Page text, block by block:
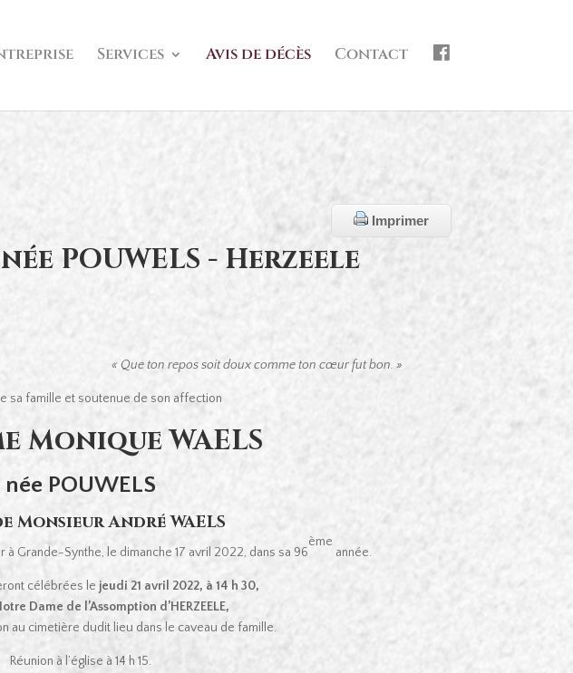
Services Avis de décès Contact
Imprimer
POUWELS - Herzeele
« Que ton repos soit douxcomme ton cœur fut bon. »
sa famille et soutenue de son affection
Monique WAELS
née POUWELS
Monsieur André WAELS
à Grande-Synthe, le dimanche 17 avril 2022, dans sa 96
ème
année.
célébrées le jeudi 21 avril 2022, à 14 h 30,
Dame de l’Assomption d’HERZEELE,
au cimetière dudit lieu dans le caveau de famille.
Réunion à l’église à 14 h 15.